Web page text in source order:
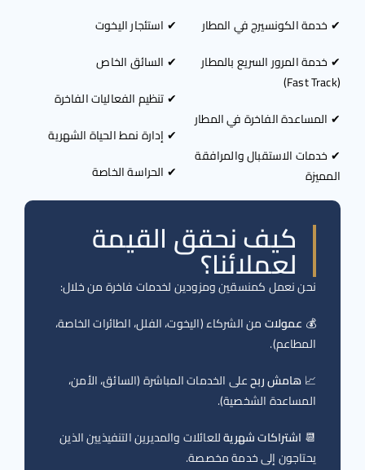
الكونسيرج في المطار
المرور السريع بالمطار
الفاخرة في المطار
الاستقبال والمرافقة
✔ استئجار اليخوت
✔ السائق الخاص
✔ تنظيم الفعاليات الفاخرة
✔ إدارة نمط الحياة الشهرية
✔ الحراسة الخاصة
كيف نحقق القيمة
لعملائنا؟
نحن نعمل كمنسقين ومزودين لخدمات فاخرة من خلال:
عمولاتمن الشركاء (اليخوت، الفلل، الطائرات الخاصة،
المطاعم).
هامش ربحعلى الخدمات المباشرة (السائق، الأمن،
المساعدة الشخصية).
اشتراكات شهريةللعائلات والمديرين التنفيذيين الذين
يحتاجون إلى خدمة مخصصة.